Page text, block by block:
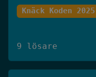
Knäck Koden 2025
9 lösare